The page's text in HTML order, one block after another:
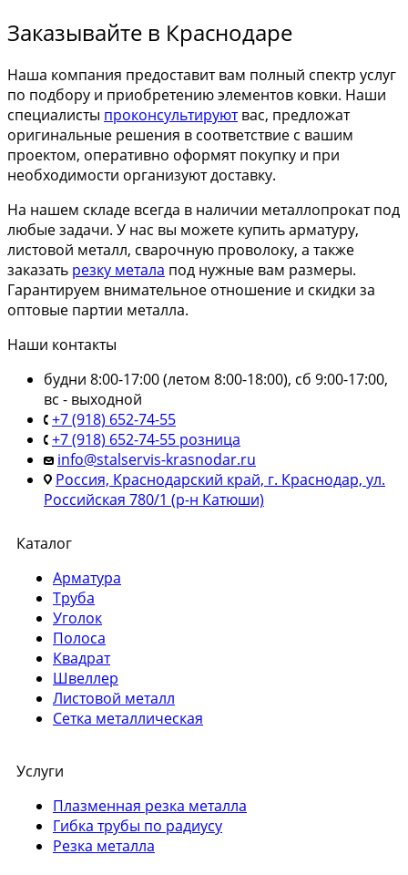
Заказывайте в Краснодаре
Наша компания предоставит вам полный спектр услуг
по подбору и приобретению элементов ковки. Наши
специалисты проконсультируютвас, предложат
оригинальные решения в соответствие с вашим
проектом, оперативно оформят покупку и при
необходимости организуют доставку.
На нашем складе всегда в наличии металлопрокат под
любые задачи. У нас вы можете купить арматуру,
листовой металл, сварочную проволоку, а также
заказать резку метала под нужные вам размеры.
Гарантируем внимательное отношение и скидки за
оптовые партии металла.
Наши контакты
будни 8:00-17:00 (летом 8:00-18:00), сб 9:00-17:00,
вс - выходной
+7 (918) 652-74-55
+7 (918) 652-74-55 розница
info@stalservis-krasnodar.ru
Россия, Краснодарский край, г. Краснодар, ул.
Российская 780/1 (р-н Катюши)
Каталог
Арматура
Труба
Уголок
Полоса
Квадрат
Швеллер
Листовой металл
Сетка металлическая
Услуги
Плазменная резка металла
Гибка трубы по радиусу
Резка металла